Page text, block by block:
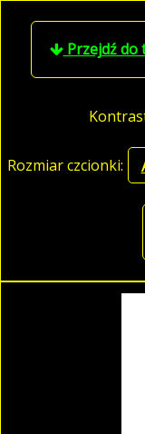
Przejdź do
Rozmiar czcionki: